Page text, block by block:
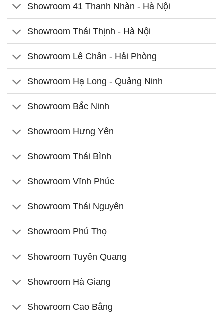
Showroom 41 Thanh Nhàn - Hà Nội
Showroom Thái Thịnh - Hà Nội
Showroom Lê Chân - Hải Phòng
Showroom Hạ Long - Quảng Ninh
Showroom Bắc Ninh
Showroom Hưng Yên
Showroom Thái Bình
Showroom Vĩnh Phúc
Showroom Thái Nguyên
Showroom Phú Thọ
Showroom Tuyên Quang
Showroom Hà Giang
Showroom Cao Bằng